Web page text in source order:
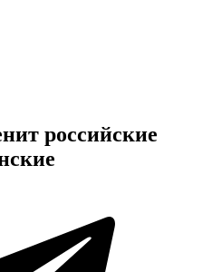
российские